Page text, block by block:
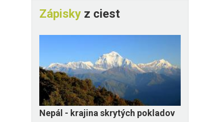
Zápisky z ciest
Nepál - krajina skrytých pokladov